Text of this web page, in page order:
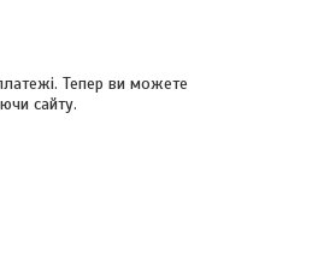
Тепер ви можете
сайту.